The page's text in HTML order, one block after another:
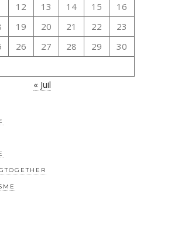
12 13 14 15
16
19 20 21 22
23
26 27 28 29
30
« Juil